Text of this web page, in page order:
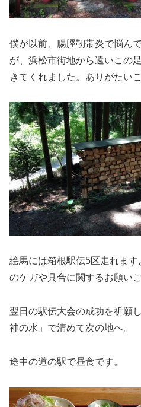
僕が以前、腸脛靭帯炎で悩ん
が、浜松市街地から遠いこの
きてくれました。ありがたいこ
絵馬には箱根駅伝5区走れま
のケガや具合に関するお願い
翌日の駅伝大会の成功を祈願
神の水」で清めて次の地へ。
途中の道の駅で昼食です。